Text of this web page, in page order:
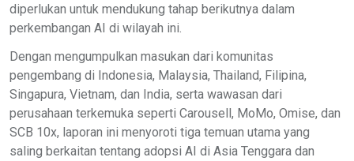
diperlukan untuk mendukung tahap berikutnya dalam
perkembangan AI di wilayah ini.
Dengan mengumpulkan masukan dari komunitas
pengembang di Indonesia, Malaysia, Thailand, Filipina,
Singapura, Vietnam, dan India, serta wawasan dari
perusahaan terkemuka seperti Carousell, MoMo, Omise, dan
SCB 10x, laporan ini menyoroti tiga temuan utama yang
saling berkaitan tentang adopsi AI di Asia Tenggara dan